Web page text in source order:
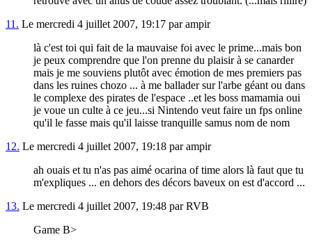
11. Le mercredi 4 juillet 2007, 19:17 par ampir
là c'est toi qui fait de la mauvaise foi avec le prime...mais bon
je peux comprendre que l'on prenne du plaisir à se canarder
mais je me souviens plutôt avec émotion de mes premiers pas
dans les ruines chozo ... à me ballader sur l'arbe géant ou dans
le complexe des pirates de l'espace ..et les boss mamamia oui
je voue un culte à ce jeu...si Nintendo veut faire un fps online
qu'il le fasse mais qu'il laisse tranquille samus nom de nom
12. Le mercredi 4 juillet 2007, 19:18 par ampir
ah ouais et tu n'as pas aimé ocarina of time alors là faut que tu
m'expliques ... en dehors des décors baveux on est d'accord ...
13. Le mercredi 4 juillet 2007, 19:48 par RVB
Game B>